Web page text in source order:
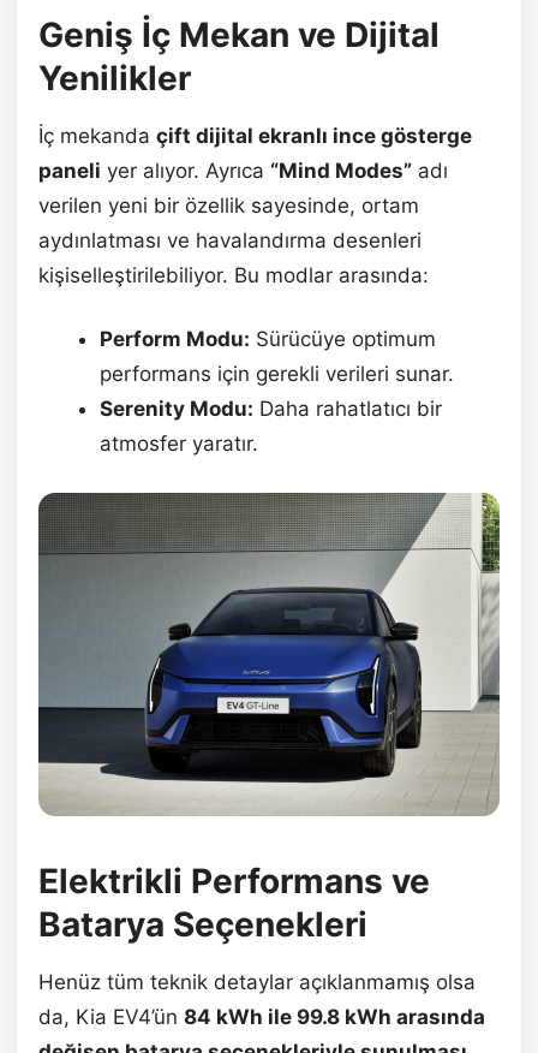
Geniş İç Mekan ve Dijital
Yenilikler
İç mekanda çift dijital ekranlı ince gösterge
paneli yer alıyor. Ayrıca “Mind Modes” adı
verilen yeni bir özellik sayesinde, ortam
aydınlatması ve havalandırma desenleri
kişiselleştirilebiliyor. Bu modlar arasında:
Perform Modu: Sürücüye optimum
performans için gerekli verileri sunar.
Serenity Modu: Daha rahatlatıcı bir
atmosfer yaratır.
Elektrikli Performans ve
Batarya Seçenekleri
Henüz tüm teknik detaylar açıklanmamış olsa
da, Kia EV4’ün 84 kWh ile 99.8 kWh arasında